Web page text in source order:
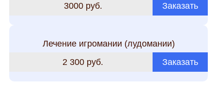
3000 руб.
Заказать
Лечение игромании (лудомании)
2 300 руб.
Заказать